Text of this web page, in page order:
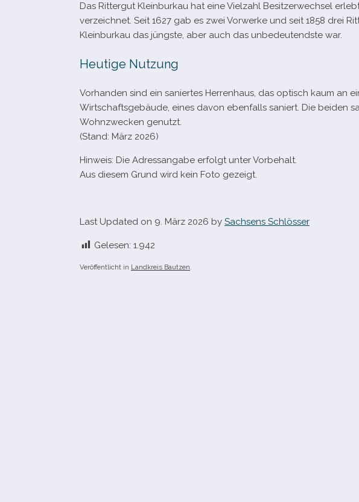
Das Rittergut Kleinburkau hat eine Vielzahl Besitzerwechsel
ver­zeich­net. Seit 1627 gab es zwei Vorwerke und seit 1858 drei
Kleinburkau das jüngste, aber auch das unbe­deu­tendste war.
Heutige Nutzung
Vorhanden sind ein sanier­tes Herrenhaus, das optisch kaum an
Wirtschaftsgebäude, eines davon eben­falls saniert. Die bei­den
Wohnzwecken genutzt.
(Stand: März 2026)
Hinweis: Die Adressangabe erfolgt unter Vorbehalt.
Aus die­sem Grund wird kein Foto gezeigt.
Last Updated on 9. März 2026 by Sachsens Schlösser
Gelesen: 1.942
Veröffentlicht in Landkreis Bautzen